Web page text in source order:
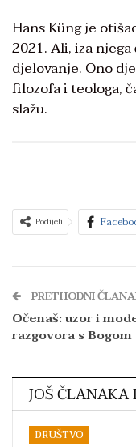
Hans Küng je
2021. Ali, iza
djelovanje. Ono
filozofa i teologa,
slažu.
Podijeli
PRETHODNI
Očenaš: uzor i
razgovora s Bogom
JOŠ ČLANAKA
DRUŠTVO